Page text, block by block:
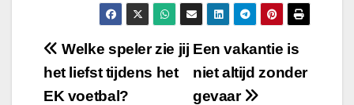
Bericht
navigatie
Een vakantie is
niet altijd zonder
gevaar
Welke speler zie jij
het liefst tijdens het
EK voetbal?